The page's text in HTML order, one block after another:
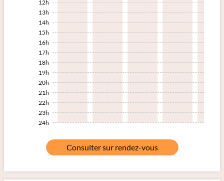
12h
13h
14h
15h
16h
17h
18h
19h
20h
21h
22h
23h
24h
Consulter sur rendez-vous